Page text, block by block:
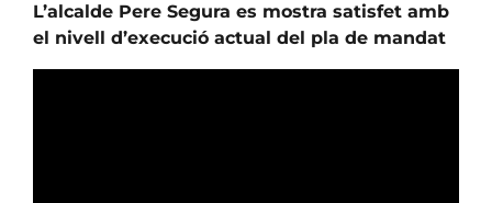
L’alcalde Pere Segura es mostra satisfet amb
el nivell d’execució actual del pla de mandat